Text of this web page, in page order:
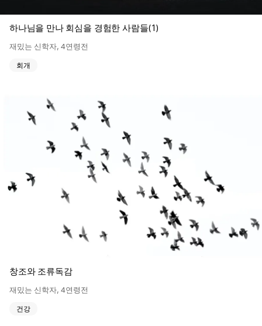
하나님을 만나 회심을 경험한 사람들(1)
재밌는 신학자,4연령전
회개
창조와 조류독감
재밌는 신학자,4연령전
건강